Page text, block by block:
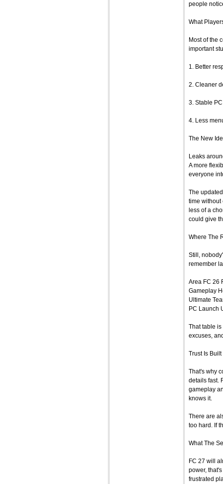
people
What
Most of the
important
1. Better
2. Cleaner
3. Stable
4. Less
The New
Leaks
A more
everyone
The
time without
less of a
could give
Where The
Still,
remember
Area FC 26
Gameplay
Ultimate
PC Launch
That table
excuses,
Trust Is
That's why
details fast.
gameplay
knows it.
There are
too hard. If
What The
FC 27 will
power,
frustrated